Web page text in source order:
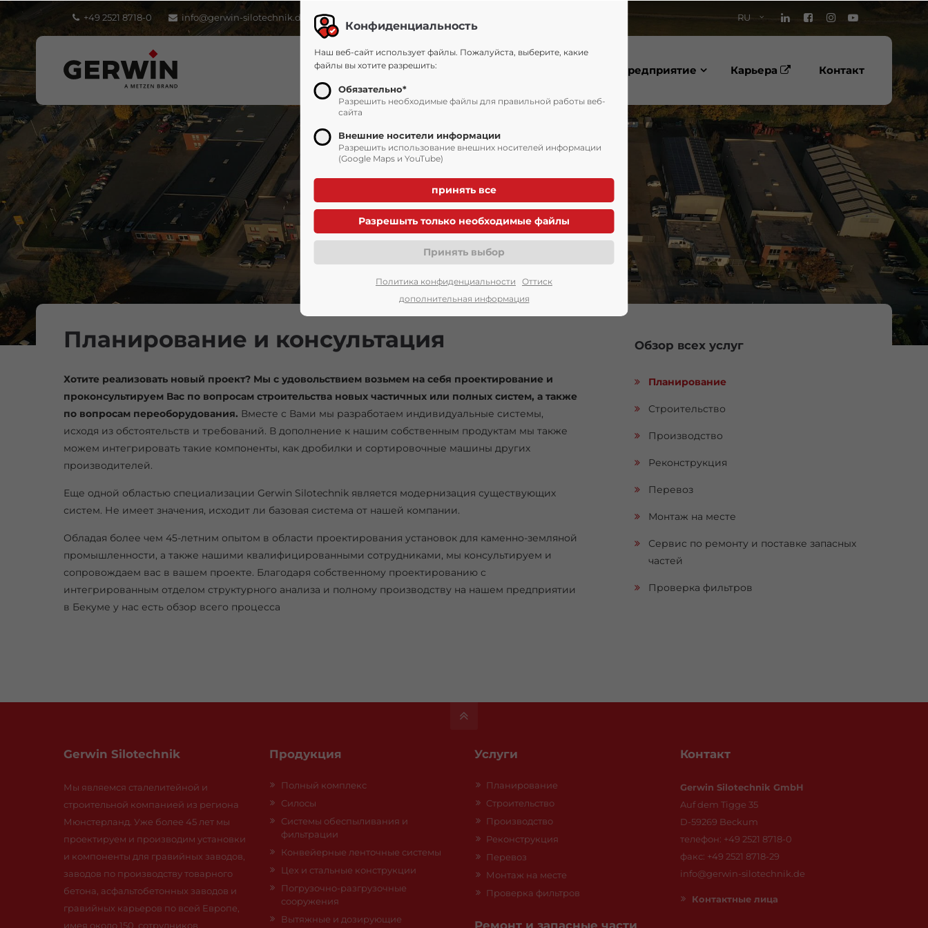
+49 2521 8718-0 info@gerwin-silotechnik.de RU
Главная страница Предприятие Карьера Контакт
Планирование и консультация
Хотите реализовать новый проект? Мы с удовольствием возьмем на себя проектирование и
проконсультируем Вас по вопросам строительства новых частичных или полных систем, а также
по вопросам переоборудования. Вместе с Вами мы разрабoтаем индивидуальные системы,
исходя из обстоятельств и требований. В дополнение к нашим собственным продуктам мы также
можем интегрировать такие компоненты, как дробилки и сортировочные машины других
производителей.
Еще одной областью специализации Gerwin Silotechnik является модернизация существующих
систем. Не имеет значения, исходит ли базовая система от нашей компании.
Обладая более чем 45-летним опытом в области проектирования установок для каменно-земляной
промышленности, а также нашими квалифицированными сотрудниками, мы консультируем и
сопровождаем вас в вашем проекте. Благодаря собственному проектированию с
интегрированным отделом структурного анализа и полному производству на нашем предприятии
в Бекуме у нас есть обзор всего процесса
Обзор всех услуг
Планирование
Cтроительство
Производствo
Реконструкция
Перевоз
Монтаж на месте
Сервис по ремонту и поставке запасных
частей
Проверка фильтров
Gerwin Silotechnik
Мы являемся сталелитейной и
строительной компанией из региона
Мюнстерланд. Уже более 45 лет мы
проектируем и производим установки
и компоненты для гравийных заводов,
заводов по производству товарного
бетона, асфальтобетонных заводов и
гравийных карьеров по всей Европе,
имея около 150 сотрудников.
Продукция
Полный комплекс
Силосы
Системы обеспыливания и
фильтрации
Конвейерные ленточные системы
Цех и стальные конструкции
Погрузочно-разгрузочные
сооружения
Вытяжные и дозирующие
Услуги
Планирование
Cтроительство
Производствo
Реконструкция
Перевоз
Монтаж на месте
Проверка фильтров
Ремонт и запасные части
Контакт
Gerwin Silotechnik GmbH
Auf dem Tigge 35
D-59269 Beckum
телефон: +49 2521 8718-0
факс: +49 2521 8718-29
info@gerwin-silotechnik.de
Контактныe лица
Конфиденциальность
Наш веб-сайт использует файлы. Пожалуйста, выберите, какие
файлы вы хотите разрешить:
Обязательно*
Разрешить необходимые файлы для правильной работы веб-
сайта
Внешние носители информации
Pазрешить использование внешних носителей информации
(Google Maps и YouTube)
Политика конфиденциальности
Оттиск
дополнительная информация